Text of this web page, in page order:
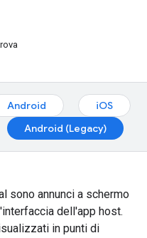
Android
iOS
Android (Legacy)
sono annunci a schermo
dell'app host.
in punti di